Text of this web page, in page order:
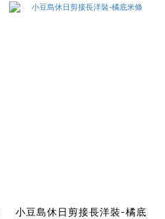
小豆島休日剪接長洋裝-橘底